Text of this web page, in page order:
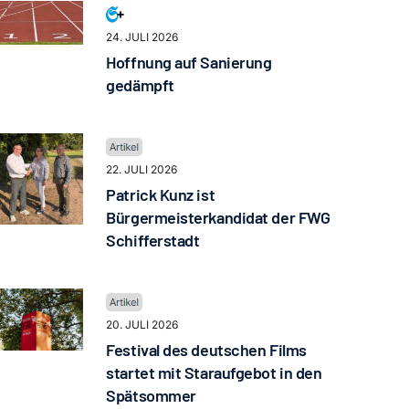
24. JULI 2026
Hoffnung auf Sanierung
gedämpft
22. JULI 2026
Patrick Kunz ist
Bürgermeisterkandidat der FWG
Schifferstadt
20. JULI 2026
Festival des deutschen Films
startet mit Staraufgebot in den
Spätsommer